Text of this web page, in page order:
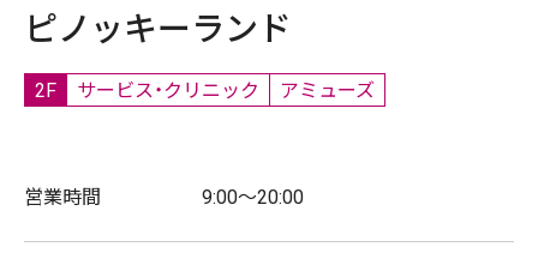
ピノッキーランド
2F サービス・クリニック アミューズ
営業時間 9:00～20:00